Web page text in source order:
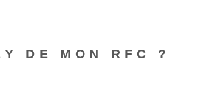
DE MON RFC ?